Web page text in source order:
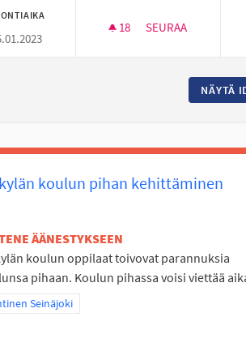
18 18 SEURAAJAA
SEURAA
NÄYTÄ
koulun pihan kehittäminen
ÄÄNESTYKSEEN
koulun oppilaat toivovat parannuksia
pihaan. Koulun pihassa voisi viettää
tulokset teeman mukaan: Läntinen Seinäjoki
Seinäjoki